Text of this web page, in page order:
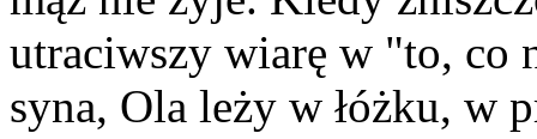
utraciwszy wiarę w "to, co
syna, Ola leży w łóżku, w